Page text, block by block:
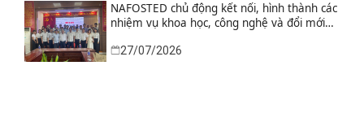
NAFOSTED chủ động kết nối, hình thành các
nhiệm vụ khoa học, công nghệ và đổi mới
Bình
27/07/2026